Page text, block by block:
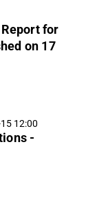
for
on 17
12:00
-